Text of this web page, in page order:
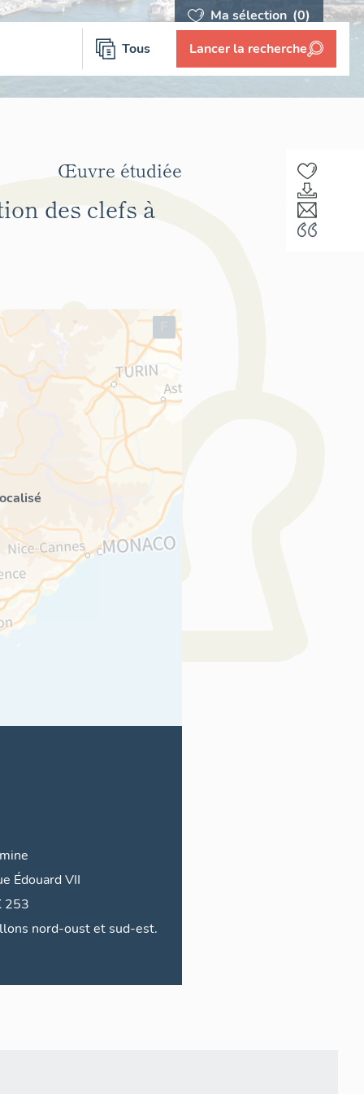
Ma sélection (0)
Tous
Lancer la recherche
des clefs à
Œuvre étudiée
Édouard VII
2013 BK 253
nord-oust et sud-est.